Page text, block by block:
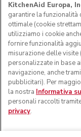
KitchenAid Europa,
garantire la
ottimale (cookie
utilizziamo i cookie
fornire funzionalità
misurazione delle visite
personalizzate in base
navigazione, anche
pubblicitari). Per
la nostra Informativa
personali raccolti
privacy.